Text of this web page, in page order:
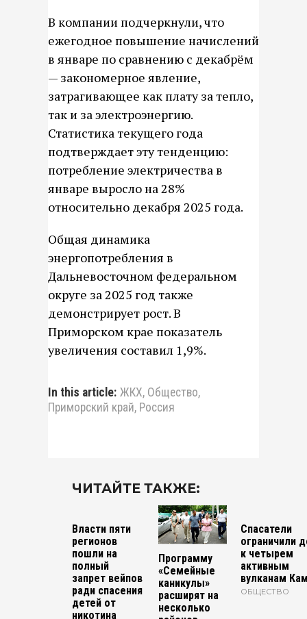
В компании подчеркнули, что
ежегодное повышение начислений
в январе по сравнению с декабрём
— закономерное явление,
затрагивающее как плату за тепло,
так и за электроэнергию.
Статистика текущего года
подтверждает эту тенденцию:
потребление электричества в
январе выросло на 28%
относительно декабря 2025 года.
Общая динамика
энергопотребления в
Дальневосточном федеральном
округе за 2025 год также
демонстрирует рост. В
Приморском крае показатель
увеличения составил 1,9%.
In this article: ЖКХ, Общество,
Приморский край, Россия
ЧИТАЙТЕ ТАКЖЕ:
Власти пяти
регионов
пошли на
полный
запрет вейпов
ради спасения
детей от
никотина
Программу
«Семейные
каникулы»
расширят на
несколько
Спасатели
ограничили
к четырем
активным
вулканам
ОБЩЕСТВО